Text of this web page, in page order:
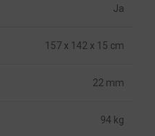
Ja
157 x 142 x 15 cm
22 mm
94 kg